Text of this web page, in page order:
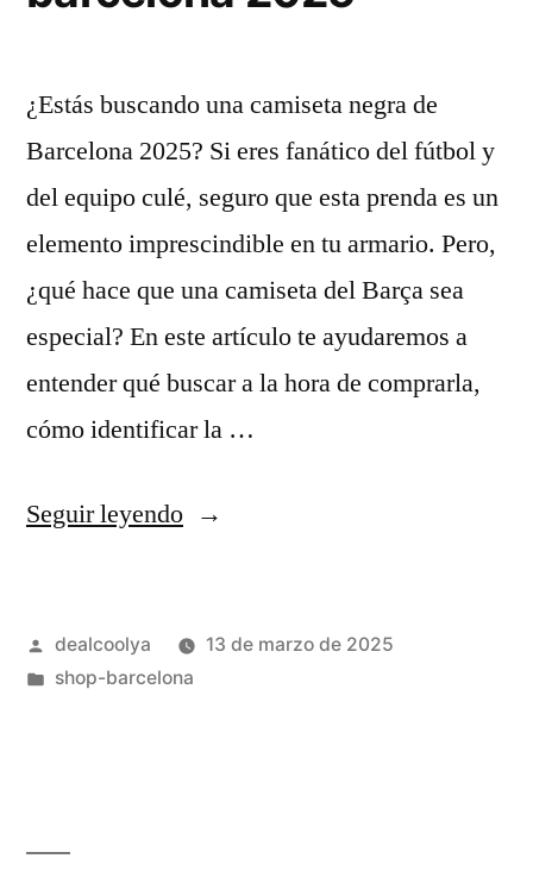
¿Estás buscando una camiseta negra de
Barcelona 2025? Si eres fanático del fútbol y
del equipo culé, seguro que esta prenda es un
elemento imprescindible en tu armario. Pero,
¿qué hace que una camiseta del Barça sea
especial? En este artículo te ayudaremos a
entender qué buscar a la hora de comprarla,
cómo identificar la …
Seguir leyendo«camiseta
2025»
Publicado
por
dealcoolya
13 de marzo de 2025
Publicado
shop-barcelona